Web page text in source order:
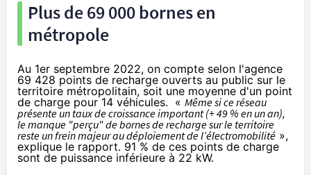
Plus de 69 000 bornes en
métropole
Au 1er septembre 2022, on compte selon l'agence
69 428 points de recharge ouverts au public sur le
territoire métropolitain, soit une moyenne d'un point
de charge pour 14 véhicules. « Même si ce réseau
présente un taux de croissance important (+ 49 % en un an),
le manque "perçu" de bornes de recharge sur le territoire
reste un frein majeur au déploiement de l’électromobilité »,
explique le rapport. 91 % de ces points de charge
sont de puissance inférieure à 22 kW.